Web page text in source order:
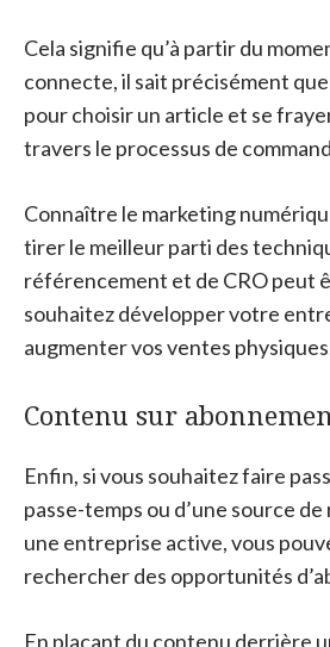
Cela signifie qu’à partir du
connecte, il sait précisément
pour choisir un article et se
travers le processus de
Connaître le marketing
tirer le meilleur parti des
référencement et de CRO peut
souhaitez développer votre
augmenter vos ventes
Contenu sur
Enfin, si vous souhaitez faire
passe-temps ou d’une source
une entreprise active, vous
rechercher des opportunités
En plaçant du contenu derrière